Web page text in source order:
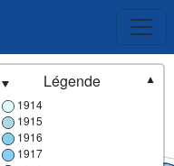
Légende
▼
1914
1915
1916
1917